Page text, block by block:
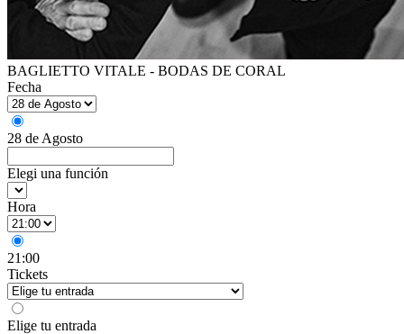
BAGLIETTO VITALE - BODAS DE CORAL
Fecha
28 de Agosto
Elegi una función
Hora
21:00
Tickets
Elige tu entrada